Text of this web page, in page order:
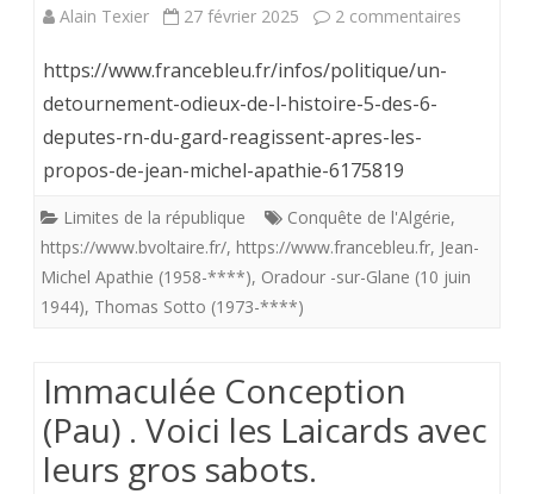
Alain Texier 27 février 2025 2 commentaires
prés
https://www.francebleu.fr/infos/politique/un-
detournement-odieux-de-l-histoire-5-des-6-
deputes-rn-du-gard-reagissent-apres-les-
propos-de-jean-michel-apathie-6175819
Limites de la république Conquête de l'Algérie,
https://www.bvoltaire.fr/, https://www.francebleu.fr, Jean-
Michel Apathie (1958-****), Oradour -sur-Glane (10 juin
1944), Thomas Sotto (1973-****)
Immaculée Conception
(Pau) . Voici les Laicards avec
leurs gros sabots.